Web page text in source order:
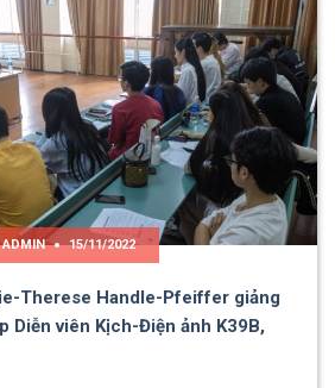
ADMIN 15/11/2022
Therese Handle-Pfeiffer giảng
Diễn viên Kịch-Điện ảnh K39B,